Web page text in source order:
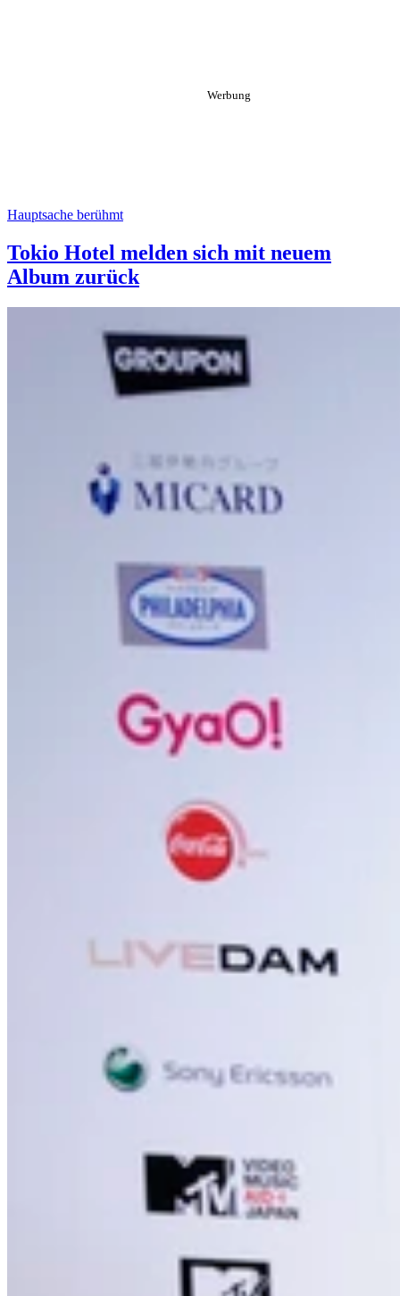
Hauptsache berühmt
Tokio Hotel melden sich mit neuem
Album zurück